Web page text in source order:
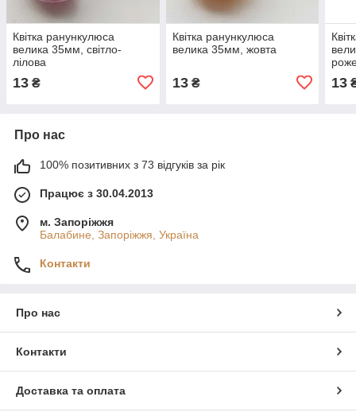
Квітка ранункулюса
велика 35мм, світло-
лілова
13 ₴
Квітка ранункулюса
велика 35мм, жовта
13₴ 13
Про нас
100% позитивних з 73 відгуків за рік
Працює з 30.04.2013
м. Запоріжжя
Балабине, Запоріжжя, Україна
Контакти
Про нас
Контакти
Доставка та оплата